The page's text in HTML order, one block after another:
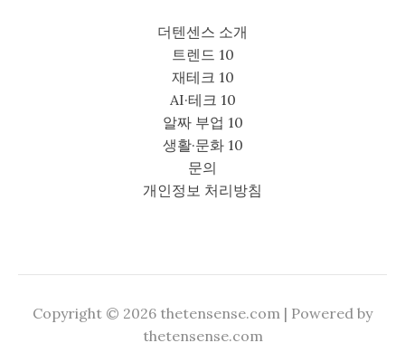
더텐센스 소개
트렌드 10
재테크 10
AI·테크 10
알짜 부업 10
생활·문화 10
문의
개인정보 처리방침
Copyright © 2026 thetensense.com | Powered by
thetensense.com